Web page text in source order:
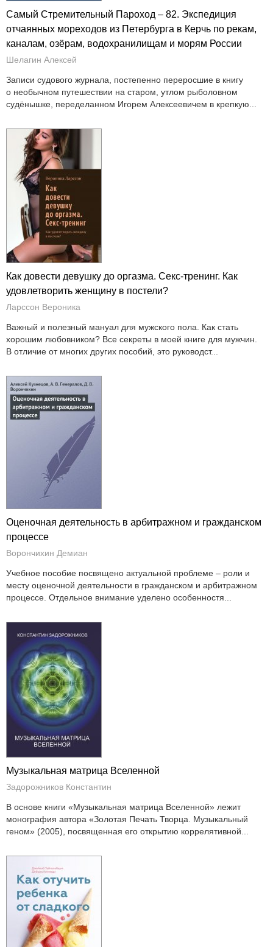
Самый Стремительный Пароход – 82. Экспедиция
отчаянных мореходов из Петербурга в Керчь по рекам,
каналам, озёрам, водохранилищам и морям России
Шелагин Алексей
Записи судового журнала, постепенно переросшие в книгу
о необычном путешествии на старом, утлом рыболовном
судёнышке, переделанном Игорем Алексеевичем в крепкую...
Как довести девушку до оргазма. Секс-тренинг. Как
удовлетворить женщину в постели?
Ларссон Вероника
Важный и полезный мануал для мужского пола. Как стать
хорошим любовником? Все секреты в моей книге для мужчин.
В отличие от многих других пособий, это руководст...
Оценочная деятельность в арбитражном и гражданском
процессе
Ворончихин Демиан
Учебное пособие посвящено актуальной проблеме – роли и
месту оценочной деятельности в гражданском и арбитражном
процессе. Отдельное внимание уделено особенностя...
Музыкальная матрица Вселенной
Задорожников Константин
В основе книги «Музыкальная матрица Вселенной» лежит
монография автора «Золотая Печать Творца. Музыкальный
геном» (2005), посвященная его открытию коррелятивной...